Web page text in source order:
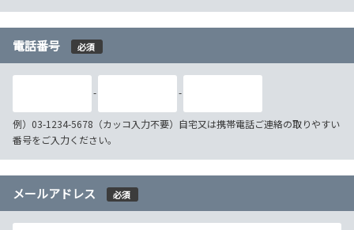
電話番号 必須
- -
例）03-1234-5678（カッコ入力不要）自宅又は携帯電話ご連絡の取りやすい
番号をご入力ください。
メールアドレス 必須